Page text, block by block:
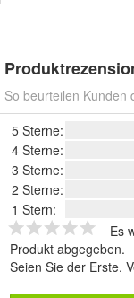
So beurteilen Kunden
5 Sterne:
4 Sterne:
3 Sterne:
2 Sterne:
1 Stern:
Es
Produkt abgegeben.
Seien Sie der Erste.